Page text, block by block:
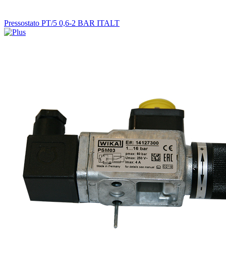
Pressostato PT/5 0,6-2 BAR ITALT